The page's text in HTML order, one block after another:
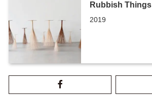
Rubbish Things
2019